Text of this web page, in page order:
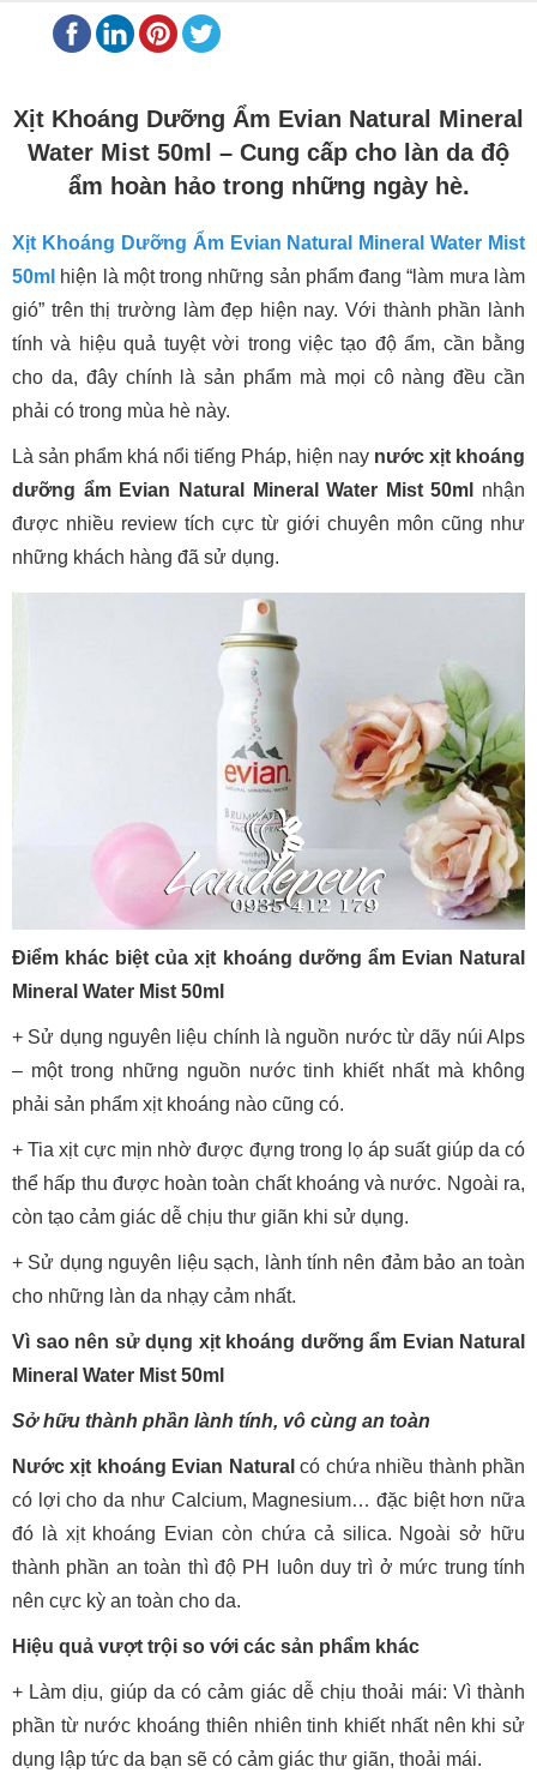
Xịt Khoáng Dưỡng Ẩm Evian Natural Mineral
Water Mist 50ml – Cung cấp cho làn da độ
ẩm hoàn hảo trong những ngày hè.
Xịt Khoáng Dưỡng Ẩm Evian Natural Mineral Water Mist
50ml hiện là một trong những sản phẩm đang “làm mưa làm
gió” trên thị trường làm đẹp hiện nay. Với thành phần lành
tính và hiệu quả tuyệt vời trong việc tạo độ ẩm, cần bằng
cho da, đây chính là sản phẩm mà mọi cô nàng đều cần
phải có trong mùa hè này.
Là sản phẩm khá nổi tiếng Pháp, hiện nay nước xịt khoáng
dưỡng ẩm Evian Natural Mineral Water Mist 50ml nhận
được nhiều review tích cực từ giới chuyên môn cũng như
những khách hàng đã sử dụng.
Điểm khác biệt của xịt khoáng dưỡng ẩm Evian Natural
Mineral Water Mist 50ml
+ Sử dụng nguyên liệu chính là nguồn nước từ dãy núi Alps
– một trong những nguồn nước tinh khiết nhất mà không
phải sản phẩm xịt khoáng nào cũng có.
+ Tia xịt cực mịn nhờ được đựng trong lọ áp suất giúp da có
thể hấp thu được hoàn toàn chất khoáng và nước. Ngoài ra,
còn tạo cảm giác dễ chịu thư giãn khi sử dụng.
+ Sử dụng nguyên liệu sạch, lành tính nên đảm bảo an toàn
cho những làn da nhạy cảm nhất.
Vì sao nên sử dụng xịt khoáng dưỡng ẩm Evian Natural
Mineral Water Mist 50ml
Sở hữu thành phần lành tính, vô cùng an toàn
Nước xịt khoáng Evian Naturalcó chứa nhiều thành phần
có lợi cho da như Calcium, Magnesium… đặc biệt hơn nữa
đó là xịt khoáng Evian còn chứa cả silica. Ngoài sở hữu
thành phần an toàn thì độ PH luôn duy trì ở mức trung tính
nên cực kỳ an toàn cho da.
Hiệu quả vượt trội so với các sản phẩm khác
+ Làm dịu, giúp da có cảm giác dễ chịu thoải mái: Vì thành
phần từ nước khoáng thiên nhiên tinh khiết nhất nên khi sử
dụng lập tức da bạn sẽ có cảm giác thư giãn, thoải mái.